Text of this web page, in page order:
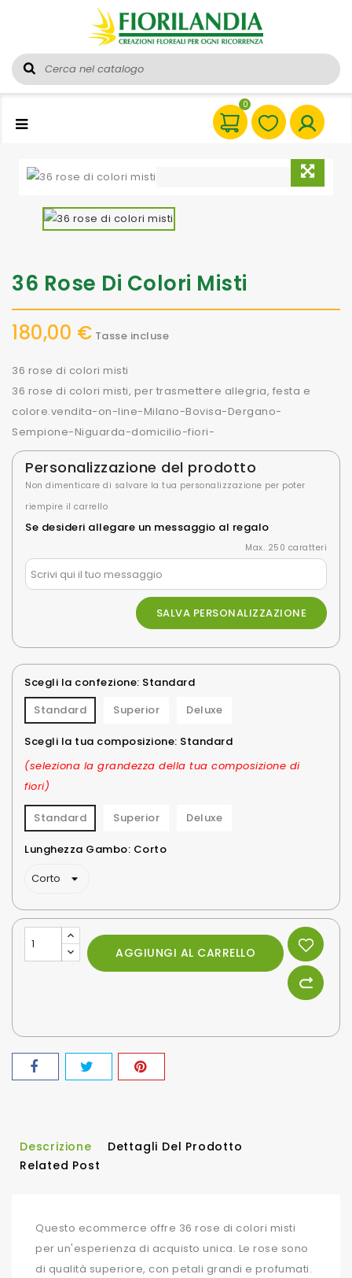
0
36 Rose Di Colori Misti
180,00 € Tasse incluse
36 rose di colori misti
36 rose di colori misti, per trasmettere allegria, festa e
colore.vendita-on-line-Milano-Bovisa-Dergano-
Sempione-Niguarda-domicilio-fiori-
Personalizzazione del prodotto
Non dimenticare di salvare la tua personalizzazione per poter
riempire il carrello
Se desideri allegare un messaggio al regalo
Max. 250 caratteri
SALVA PERSONALIZZAZIONE
Scegli la confezione: Standard
Standard
Superior Deluxe
Scegli la tua composizione: Standard
(seleziona la grandezza della tua composizione di
fiori)
Standard Superior Deluxe
Lunghezza Gambo: Corto
AGGIUNGI AL CARRELLO
Descrizione
Dettagli Del Prodotto
Related Post
Questo ecommerce offre 36 rose di colori misti
per un'esperienza di acquisto unica. Le rose sono
di qualità superiore, con petali grandi e profumati.